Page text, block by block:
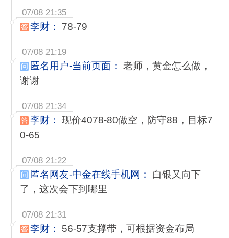
07/08 21:35
答 李财： 78-79
07/08 21:19
问 匿名用户-当前页面：
老师，黄金怎么做，
谢谢
07/08 21:34
答 李财：
现价4078-80做空，防守88，目标7
0-65
07/08 21:22
问 匿名网友-中金在线手机网：
白银又向下
了，这次会下到哪里
07/08 21:31
答 李财： 56-57支撑带，可根据资金布局